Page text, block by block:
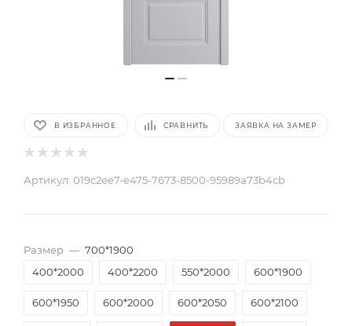
В ИЗБРАННОЕ СРАВНИТЬ ЗАЯВКА НА ЗАМЕР
Артикул: 019c2ee7-e475-7673-8500-95989a73b4cb
Размер — 700*1900
400*2000
400*2200 550*2000 600*1900
600*1950 600*2000 600*2050 600*2100